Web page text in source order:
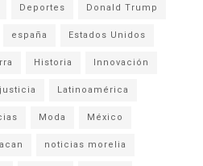
Deportes Donald Trump
españa Estados Unidos
Historia Innovación
justicia Latinoamérica
Moda México
noticias morelia